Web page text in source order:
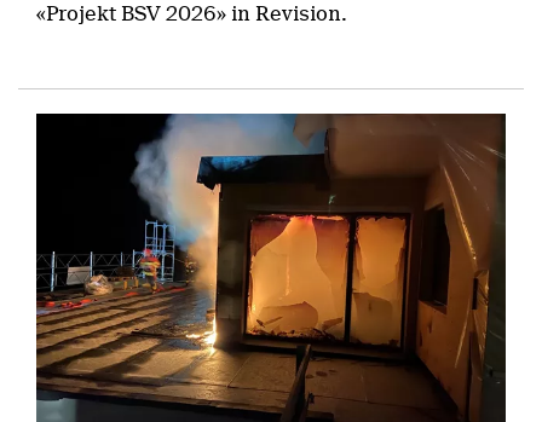
«Projekt BSV 2026» in Revision.